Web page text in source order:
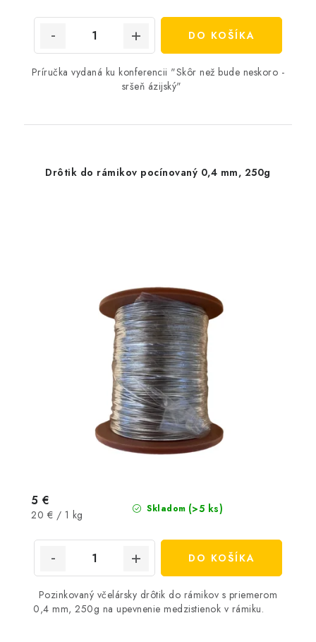
DO KOŠÍKA
Príručka vydaná ku konferencii "Skôr než bude neskoro -
sršeň ázijský"
Drôtik do rámikov pocínovaný 0,4 mm, 250g
Skladom (>5 ks)
5 €
Jednotková
20 € / 1 kg
DO KOŠÍKA
Pozinkovaný včelársky drôtik do rámikov s priemerom
0,4 mm, 250g na upevnenie medzistienok v rámiku.